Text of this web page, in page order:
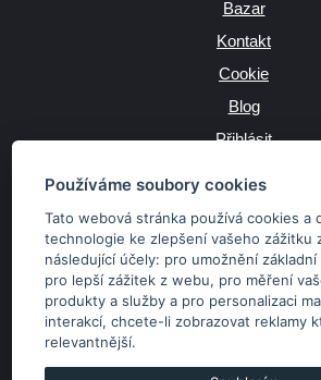
Používáme soubory cookies
Tato webová stránka používá cookies a
technologie ke zlepšení vašeho zážitku
následující účely: pro umožnění
pro lepší zážitek z webu, pro měření
produkty a služby a pro personalizaci
interakcí,chcete-li zobrazovat reklamy
relevantnější.
Bazar
Kontakt
Cookie
Blog
Přihlásit
JAZYK
Kč €